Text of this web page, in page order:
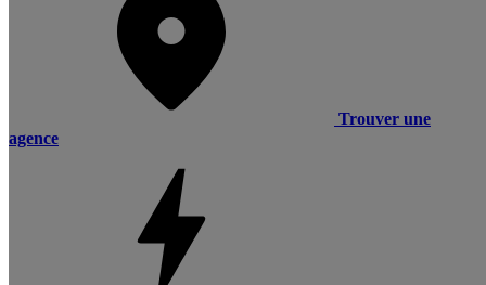
Trouver une
agence